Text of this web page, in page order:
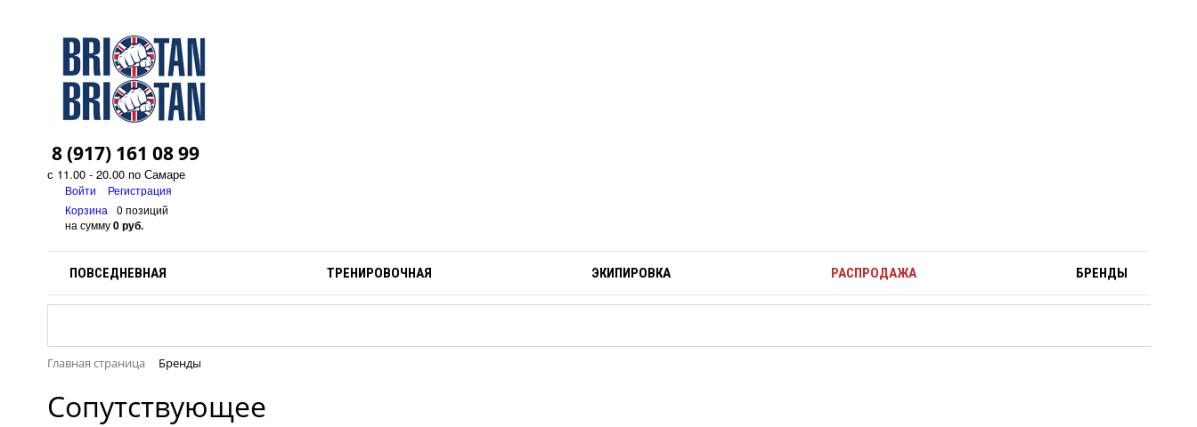
8 (917) 161 08 99
с 11.00 - 20.00 по Самаре
Войти
Регистрация
Корзина
0 позиций
на сумму0 руб.
ПОВСЕДНЕВНАЯ ТРЕНИРОВОЧНАЯ ЭКИПИРОВКА РАСПРОДАЖА БРЕНДЫ
Главная страница Бренды
Сопутствующее